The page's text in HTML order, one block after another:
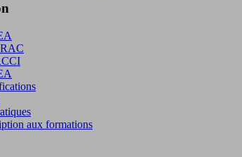
aux formations